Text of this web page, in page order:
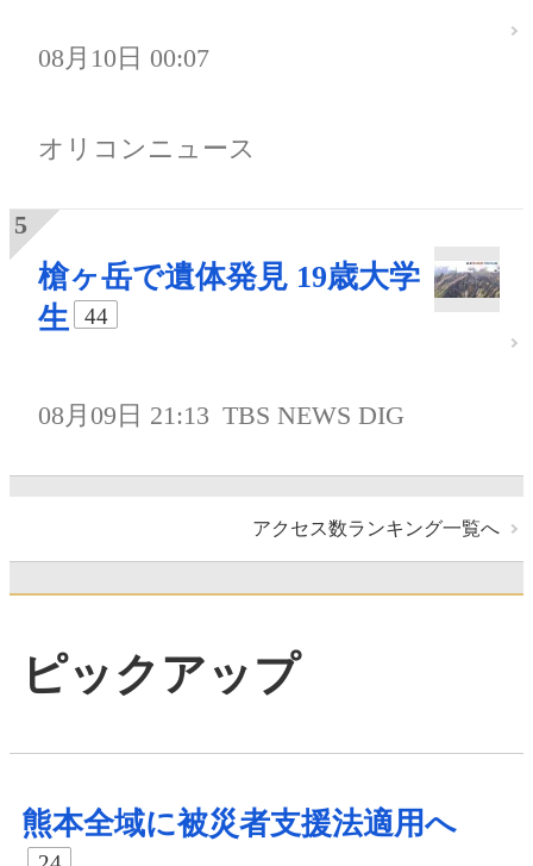
08月10日 00:07
オリコンニュース
槍ヶ岳で遺体発見 19歳大学
生
44
08月09日 21:13 TBS NEWS DIG
アクセス数ランキング一覧へ
ピックアップ
熊本全域に被災者支援法適用へ